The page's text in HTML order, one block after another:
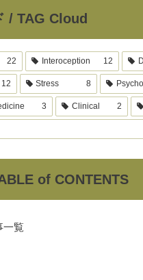
/ TAG Cloud
22 Interoception 12
12 Stress 8
3 Clinical 2
of CONTENTS
一覧